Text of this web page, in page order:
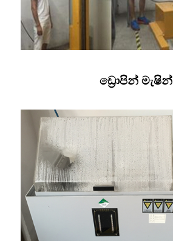
ඩ්‍රොපින් මැෂින්